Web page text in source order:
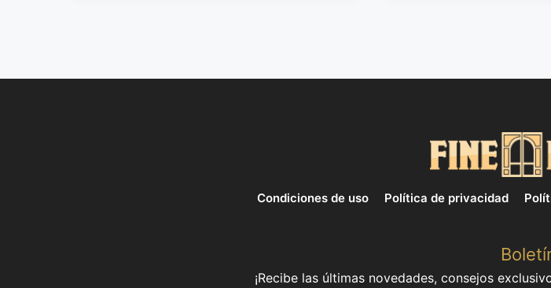
Condiciones de uso Política de privacidad
¡Recibe las últimas novedades, consejos